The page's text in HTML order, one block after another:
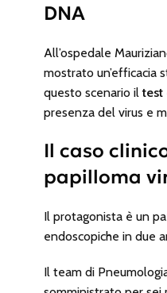
DNA
All’ospedale
mostrato un’efficacia
questo scenario iltest
presenza del virus e
Il caso
papilloma
Il protagonista è un
endoscopiche in due
Il team di